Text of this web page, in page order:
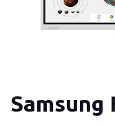
Samsung